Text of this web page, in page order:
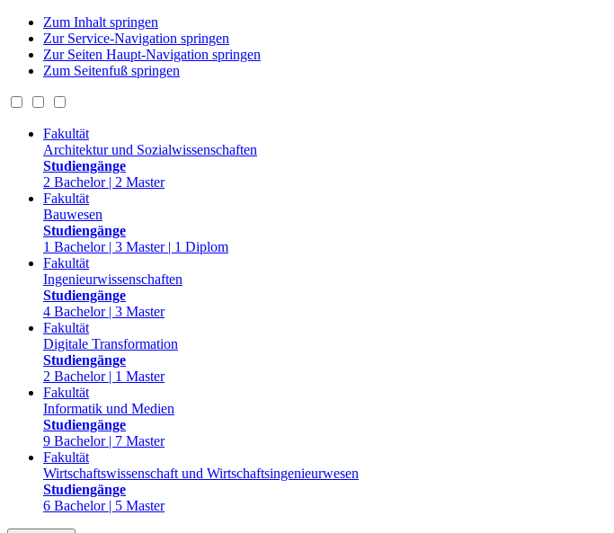
Zum Inhalt springen
Zur Service-Navigation springen
Zur Seiten Haupt-Navigation springen
Zum Seitenfuß springen
Fakultät
Architektur und Sozialwissenschaften
Studiengänge
2 Bachelor | 2 Master
Fakultät
Bauwesen
Studiengänge
1 Bachelor | 3 Master | 1 Diplom
Fakultät
Ingenieurwissenschaften
Studiengänge
4 Bachelor | 3 Master
Fakultät
Digitale Transformation
Studiengänge
2 Bachelor | 1 Master
Fakultät
Informatik und Medien
Studiengänge
9 Bachelor | 7 Master
Fakultät
Wirtschaftswissenschaft und Wirtschaftsingenieurwesen
Studiengänge
6 Bachelor | 5 Master